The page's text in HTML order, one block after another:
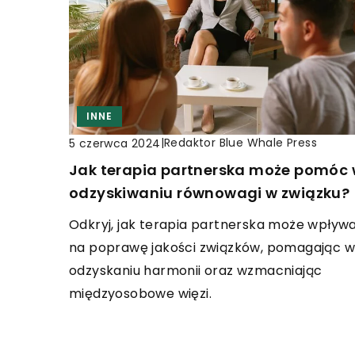
INNE
5 czerwca 2024|Redaktor Blue Whale Press
Jak terapia partnerska może pomóc
odzyskiwaniu równowagi w związku?
Odkryj, jak terapia partnerska może
na poprawę jakości związków, pomagając w
odzyskaniu harmonii oraz wzmacniając
międzyosobowe więzi.